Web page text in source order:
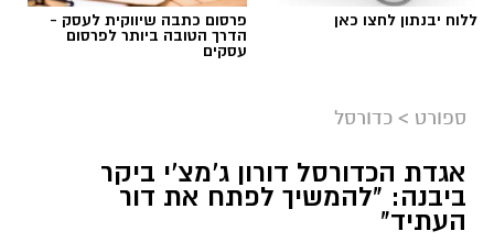
ללוח יבנתון לחצו כאן פרסום כתבה שיווקית לעסק -
הדרך הטובה ביותר לפרסום
עסקים
ספורט > כדורסל
אגדת הכדורסל דורון ג'מצ'י ביקר
ביבנה: "להמשיך לפתח את דור
העתיד"